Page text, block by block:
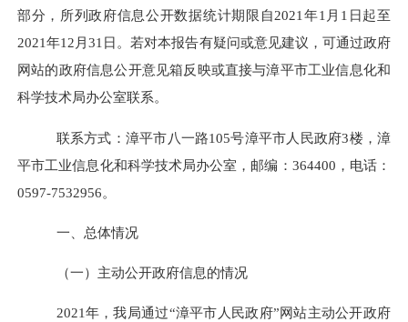
部分，所列政府信息公开数据统计期限自2021 年1 月 1 日起至
2021年12 月31 日。若对本报告有疑问或意见建议，可通过政府
网站的政府信息公开意见箱反映或直接与漳平市工业信息化和
科学技术局办公室联系。
联系方式：漳平市八一路105号漳平市人民政府3楼，漳
平市工业信息化和科学技术局办公室，邮编： 364400 ，电话：
0597-7532956。
一、总体情况
（一）主动公开政府信息的情况
2021年，我局通过“漳平市人民政府”网站主动公开政府